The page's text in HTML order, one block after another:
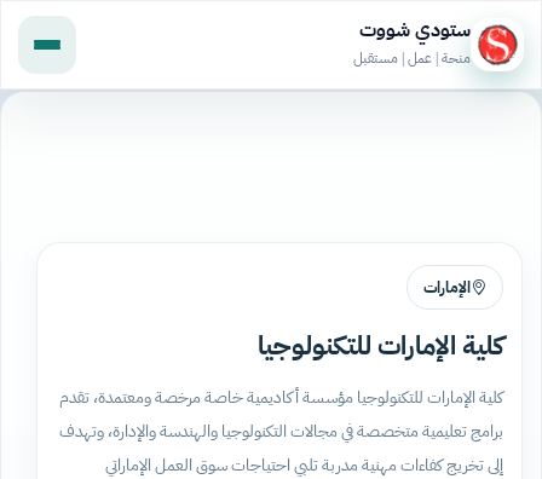
ستودي شووت
منحة | عمل | مستقبل
الإمارات
كلية الإمارات للتكنولوجيا
كلية الإمارات للتكنولوجيا مؤسسة أكاديمية خاصة مرخصة ومعتمدة، تقدم
برامج تعليمية متخصصة في مجالات التكنولوجيا والهندسة والإدارة، وتهدف
إلى تخريج كفاءات مهنية مدربة تلبي احتياجات سوق العمل الإماراتي